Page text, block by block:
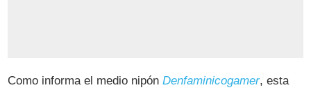
Como informa el medio nipónDenfaminicogamer, esta